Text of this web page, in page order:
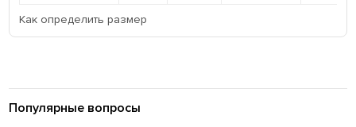
Как определить размер
Популярные вопросы